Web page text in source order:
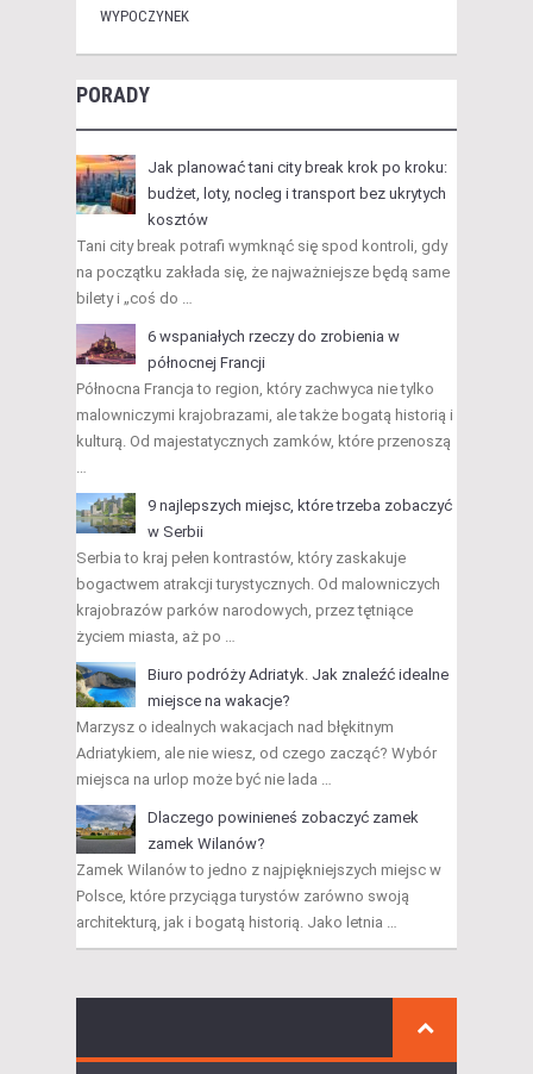
WYPOCZYNEK
PORADY
Jak planować tani city break krok po kroku:
budżet, loty, nocleg i transport bez ukrytych
kosztów
Tani city break potrafi wymknąć się spod kontroli, gdy
na początku zakłada się, że najważniejsze będą same
bilety i „coś do …
6 wspaniałych rzeczy do zrobienia w
północnej Francji
Północna Francja to region, który zachwyca nie tylko
malowniczymi krajobrazami, ale także bogatą historią i
kulturą. Od majestatycznych zamków, które przenoszą
…
9 najlepszych miejsc, które trzeba zobaczyć
w Serbii
Serbia to kraj pełen kontrastów, który zaskakuje
bogactwem atrakcji turystycznych. Od malowniczych
krajobrazów parków narodowych, przez tętniące
życiem miasta, aż po …
Biuro podróży Adriatyk. Jak znaleźć idealne
miejsce na wakacje?
Marzysz o idealnych wakacjach nad błękitnym
Adriatykiem, ale nie wiesz, od czego zacząć? Wybór
miejsca na urlop może być nie lada …
Dlaczego powinieneś zobaczyć zamek
zamek Wilanów?
Zamek Wilanów to jedno z najpiękniejszych miejsc w
Polsce, które przyciąga turystów zarówno swoją
architekturą, jak i bogatą historią. Jako letnia …